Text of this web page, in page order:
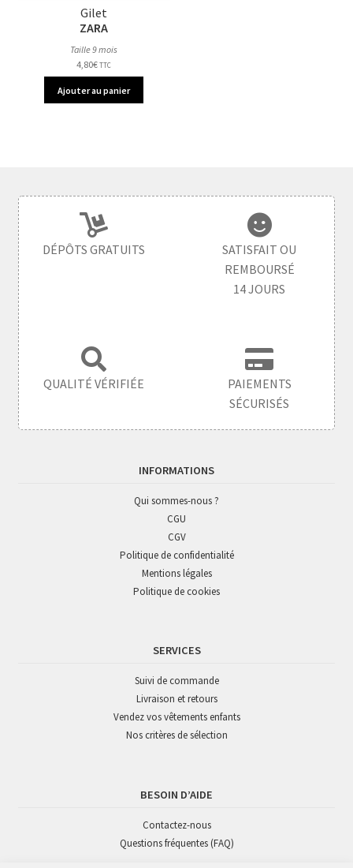
Gilet
ZARA
Taille 9 mois
4,80€ TTC
Ajouter au panier
DÉPÔTS GRATUITS
SATISFAIT OU
REMBOURSÉ
14 JOURS
QUALITÉ VÉRIFIÉE
PAIEMENTS
SÉCURISÉS
INFORMATIONS
Qui sommes-nous ?
CGU
CGV
Politique de confidentialité
Mentions légales
Politique de cookies
SERVICES
Suivi de commande
Livraison et retours
Vendez vos vêtements enfants
Nos critères de sélection
BESOIN D’AIDE
Contactez-nous
Questions fréquentes (FAQ)